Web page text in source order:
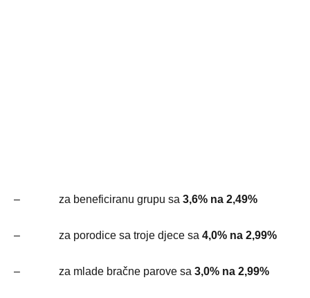
– za beneficiranu grupu sa 3,6% na 2,49%
– za porodice sa troje djece sa 4,0% na 2,99%
– za mlade bračne parove sa 3,0% na 2,99%